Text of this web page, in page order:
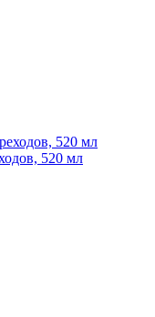
520 мл